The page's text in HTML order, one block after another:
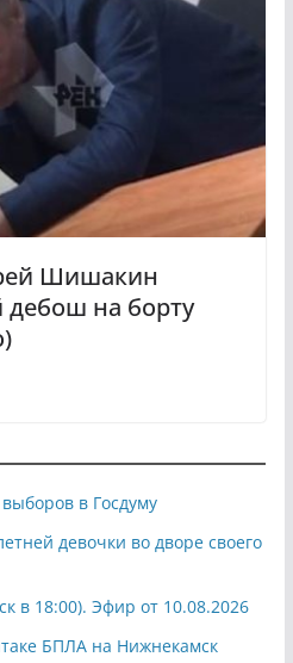
Шишакин
на борту
в Госдуму
девочки во дворе своего
в 18:00). Эфир от 10.08.2026
БПЛА на Нижнекамск